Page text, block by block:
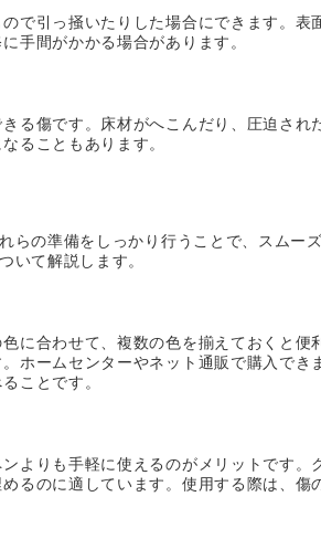
で引っ掻いたりした場合にできます。表
手間がかかる場合があります。
る傷です。床材がへこんだり、圧迫され
ることもあります。
の準備をしっかり行うことで、スムー
いて解説します。
に合わせて、複数の色を揃えておくと便
ホームセンターやネット通販で購入でき
ことです。
よりも手軽に使えるのがメリットです。
るのに適しています。使用する際は、傷